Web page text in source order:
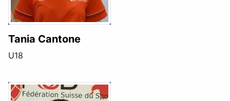
Tania Cantone
U18